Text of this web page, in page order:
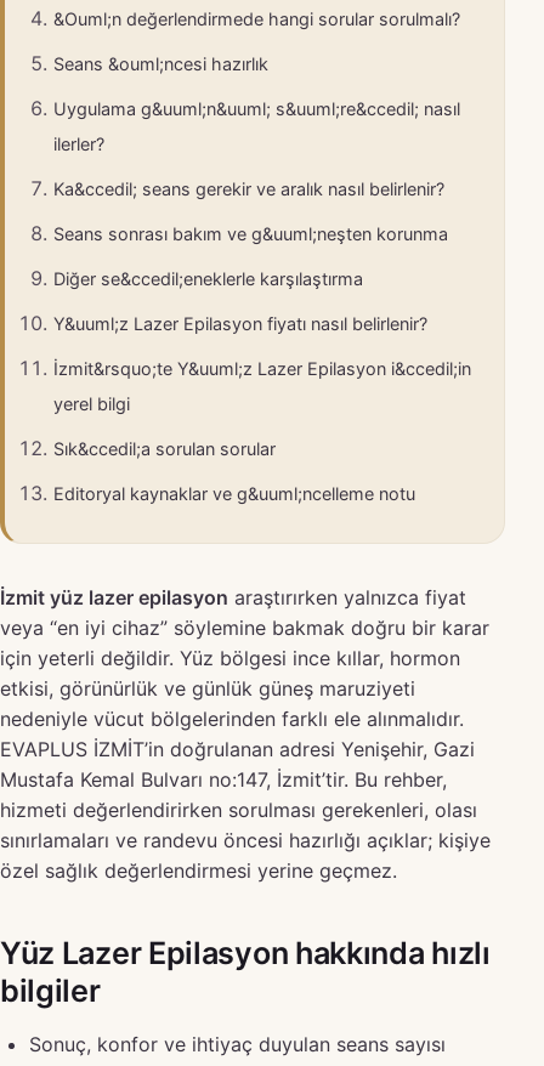
&Ouml;n değerlendirmede hangi sorular sorulmalı?
Seans &ouml;ncesi hazırlık
Uygulama g&uuml;n&uuml; s&uuml;re&ccedil; nasıl
ilerler?
Ka&ccedil; seans gerekir ve aralık nasıl belirlenir?
Seans sonrası bakım ve g&uuml;neşten korunma
Diğer se&ccedil;eneklerle karşılaştırma
Y&uuml;z Lazer Epilasyon fiyatı nasıl belirlenir?
İzmit&rsquo;te Y&uuml;z Lazer Epilasyon i&ccedil;in
yerel bilgi
Sık&ccedil;a sorulan sorular
Editoryal kaynaklar ve g&uuml;ncelleme notu
İzmit yüz lazer epilasyon araştırırken yalnızca fiyat
veya “en iyi cihaz” söylemine bakmak doğru bir karar
için yeterli değildir. Yüz bölgesi ince kıllar, hormon
etkisi, görünürlük ve günlük güneş maruziyeti
nedeniyle vücut bölgelerinden farklı ele alınmalıdır.
EVAPLUS İZMİT’in doğrulanan adresi Yenişehir, Gazi
Mustafa Kemal Bulvarı no:147, İzmit’tir. Bu rehber,
hizmeti değerlendirirken sorulması gerekenleri, olası
sınırlamaları ve randevu öncesi hazırlığı açıklar; kişiye
özel sağlık değerlendirmesi yerine geçmez.
Yüz Lazer Epilasyon hakkında hızlı
bilgiler
Sonuç, konfor ve ihtiyaç duyulan seans sayısı